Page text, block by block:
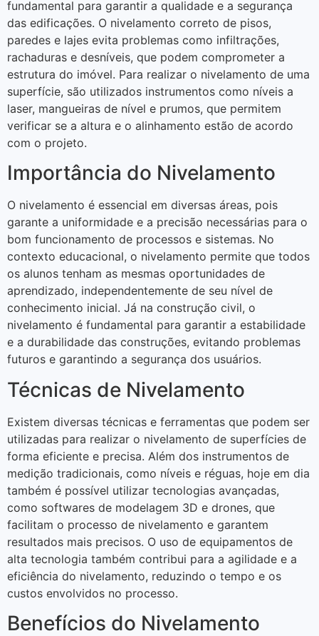
fundamental para garantir a qualidade e a segurança
das edificações. O nivelamento correto de pisos,
paredes e lajes evita problemas como infiltrações,
rachaduras e desníveis, que podem comprometer a
estrutura do imóvel. Para realizar o nivelamento de uma
superfície, são utilizados instrumentos como níveis a
laser, mangueiras de nível e prumos, que permitem
verificar se a altura e o alinhamento estão de acordo
com o projeto.
Importância do Nivelamento
O nivelamento é essencial em diversas áreas, pois
garante a uniformidade e a precisão necessárias para o
bom funcionamento de processos e sistemas. No
contexto educacional, o nivelamento permite que todos
os alunos tenham as mesmas oportunidades de
aprendizado, independentemente de seu nível de
conhecimento inicial. Já na construção civil, o
nivelamento é fundamental para garantir a estabilidade
e a durabilidade das construções, evitando problemas
futuros e garantindo a segurança dos usuários.
Técnicas de Nivelamento
Existem diversas técnicas e ferramentas que podem ser
utilizadas para realizar o nivelamento de superfícies de
forma eficiente e precisa. Além dos instrumentos de
medição tradicionais, como níveis e réguas, hoje em dia
também é possível utilizar tecnologias avançadas,
como softwares de modelagem 3D e drones, que
facilitam o processo de nivelamento e garantem
resultados mais precisos. O uso de equipamentos de
alta tecnologia também contribui para a agilidade e a
eficiência do nivelamento, reduzindo o tempo e os
custos envolvidos no processo.
Benefícios do Nivelamento